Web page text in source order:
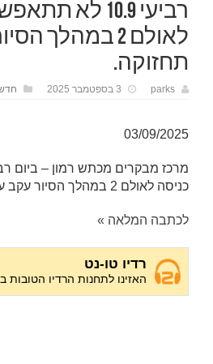
רביעי 10.9 לא
לאולם 2 במהלך
תחזוקה.
parks 3 בספטמבר 2025
03/09/2025
כניסה לאולם 2 במהלך הסיור עקב עבודות…
לכתבה המלאה »